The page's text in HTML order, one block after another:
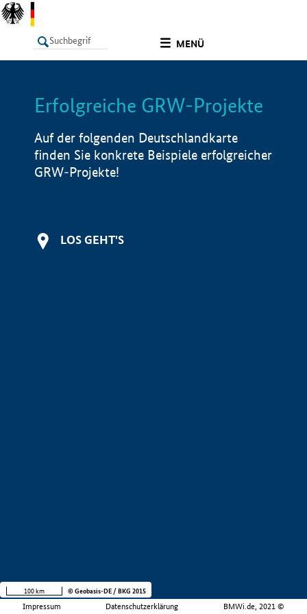
MENÜ
LISTE Info
Erfolgreiche GRW-Projekte
Auf der folgenden Deutschlandkarte
finden Sie konkrete Beispiele erfolgreicher
GRW-Projekte!
LOS GEHT'S
Impressum Datenschutzerklärung BMWi.de, 2021 ©
100 km © Geobasis-DE / BKG 2015